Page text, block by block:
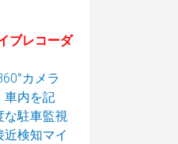
ブレコーダ
カメラ
車内を記
な駐車監視
検知マイ